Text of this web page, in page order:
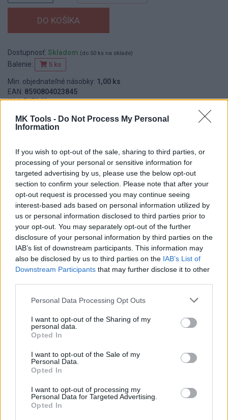
MK Tools - Do Not Process My Personal
Information
If you wish to opt-out of the sale, sharing to third parties, or
processing of your personal or sensitive information for
targeted advertising by us, please use the below opt-out
section to confirm your selection. Please note that after your
opt-out request is processed you may continue seeing
interest-based ads based on personal information utilized by
us or personal information disclosed to third parties prior to
your opt-out. You may separately opt-out of the further
disclosure of your personal information by third parties on the
IAB’s list of downstream participants. This information may
also be disclosed by us to third parties on the IAB’s List of
Downstream Participants that may further disclose it to other
Personal Data Processing Opt Outs
I want to opt-out of the Sharing of my
personal data.
Opted In
I want to opt-out of the Sale of my
Personal Data.
Opted In
I want to opt-out of processing my
Personal Data for Targeted Advertising.
Opted In
Dostupnosť: Skladom (do 50 ks na sklade)
Balenie: 5 ks
Min. objednateľné násobky: 1,00 ks
EAN: 8590804023845
Kód:517242
Značka:FESTA
DETAIL
PRODUKTU
HODNOTENIE
PRODUKTU
Popis produktu
profesionálna račňa z chrómvanádiovej ocele pre hlavice 1/2"
vyhnutý tvar tela pre ľahšiu prácu bez úrazu račňový
mechnizmus z kalenej Cr-Mo ocele 72 zubov so záberom po
5-tich oblúkových stupňoch s prepínaním smeru pohybu račne
- uťahovanie / povoľovanie ergonomická pogumovaná rukoväť
- nekĺzavá a odolná
0